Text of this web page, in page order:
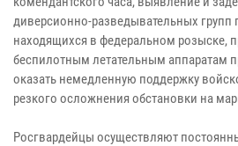
диверсионно-разведывательных групп
находящихся в федеральном розыске,
беспилотным летательным аппаратам
оказать немедленную поддержку
резкого осложнения обстановки на
Росгвардейцы осуществляют